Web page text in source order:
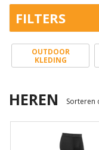
FILTERS
OUTDOOR
KLEDING
Sorteren
HEREN